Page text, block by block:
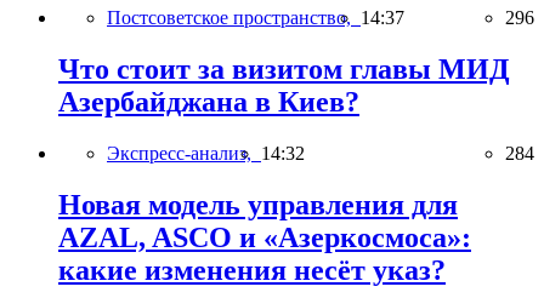
Постсоветское пространство, 14:37 296
Что стоит за визитом главы МИД
Азербайджана в Киев?
Экспресс-анализ, 14:32 284
Новая модель управления для
AZAL, ASCO и «Азеркосмоса»:
какие изменения несёт указ?